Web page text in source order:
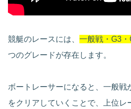
競艇のレースには、 一般戦・G3
つのグレードが存在します。
ボートレーサーになると、一般戦
をクリアしていくことで、上位レ